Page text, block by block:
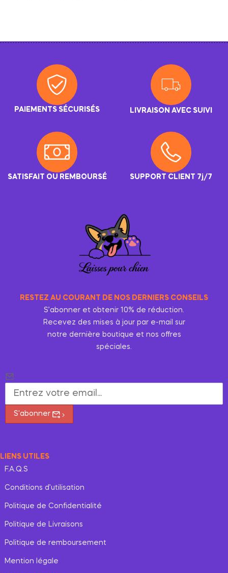
PAIEMENTS SÉCURISÉS LIVRAISON AVEC SUIVI
SATISFAIT OU REMBOURSÉ SUPPORT CLIENT 7j/7
RESTEZ AU COURANT DE NOS DERNIERS CONSEILS
S’abonner et obtenir 10% de réduction.
Recevez des mises à jour par e-mail sur
notre dernière boutique et nos offres
spéciales.
S'abonner
LIENS UTILES
F.A.Q.S
Conditions d’utilisation
Politique de Confidentialité
Politique de Livraisons
Politique de remboursement
Mention légale